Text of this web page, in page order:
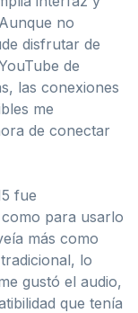
no
disfrutar de
de
las conexiones
me
de conectar
fue
para usarlo
más como
lo
gustó el audio,
que tenía